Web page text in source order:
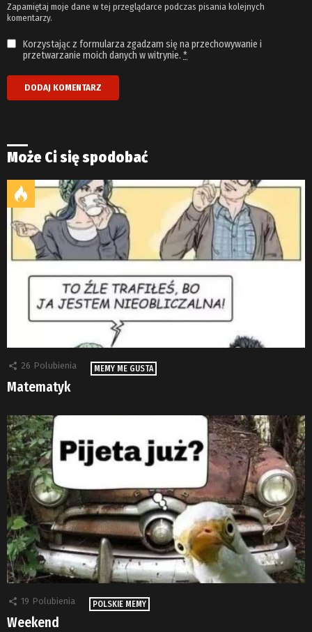
Zapamiętaj moje dane w tej przeglądarce podczas pisania kolejnych
komentarzy.
Korzystając z formularza zgadzam się na przechowywanie i
przetwarzanie moich danych w witrynie. *
Może Ci się spodobać
26 Polubienia MEMY ME GUSTA
Matematyk
19 Polubienia POLSKIE MEMY
Weekend